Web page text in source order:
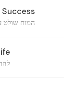
המוח שולט